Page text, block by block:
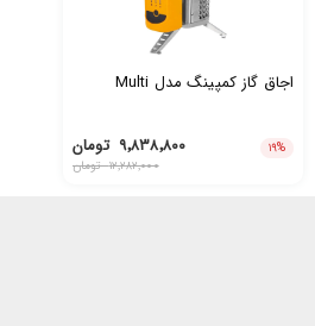
اجاق گاز کمپینگ مدل Multi
۱۹% ۹٬۸۳۸٬۸۰۰ تومان
۱۲٬۲۸۲٬۰۰۰تومان